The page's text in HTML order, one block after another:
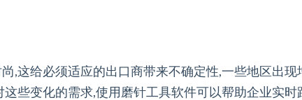
,这给必须适应的出口商带来不确定性,一些地区出
些变化的需求,使用磨针工具软件可以帮助企业实